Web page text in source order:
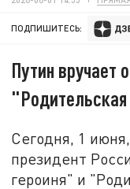
ПОДПИШИТЕСЬ:
Путин вручает
Сегодня, 1
президент
героиня" и